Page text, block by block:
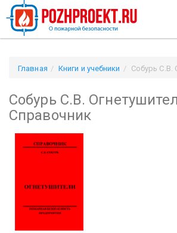
Главная Книги и учебники
Собурь С.В.
Собурь С.В.
Справочник